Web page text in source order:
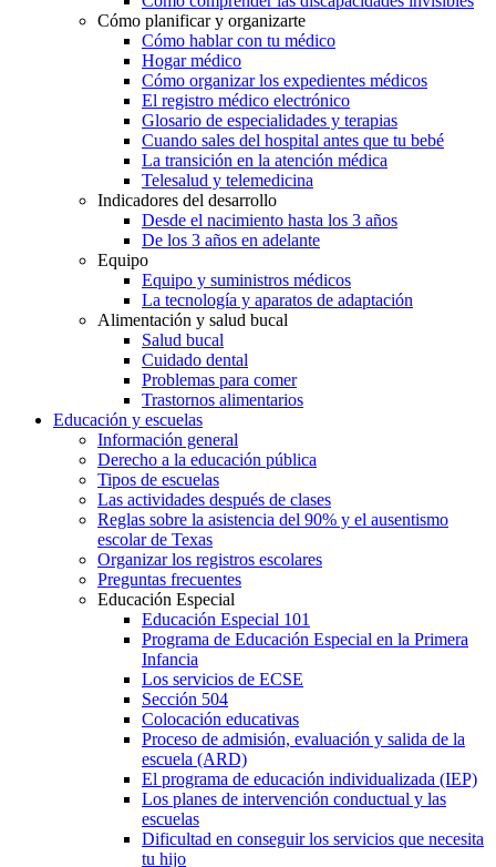
Cómo planificar y organizarte
Cómo hablar con tu médico
Hogar médico
Cómo organizar los expedientes médicos
El registro médico electrónico
Glosario de especialidades y terapias
Cuando sales del hospital antes que tu bebé
La transición en la atención médica
Telesalud y telemedicina
Indicadores del desarrollo
Desde el nacimiento hasta los 3 años
De los 3 años en adelante
Equipo
Equipo y suministros médicos
La tecnología y aparatos de adaptación
Alimentación y salud bucal
Salud bucal
Cuidado dental
Problemas para comer
Trastornos alimentarios
Educación y escuelas
Información general
Derecho a la educación pública
Tipos de escuelas
Las actividades después de clases
Reglas sobre la asistencia del 90% y el ausentismo
escolar de Texas
Organizar los registros escolares
Preguntas frecuentes
Educación Especial
Educación Especial 101
Programa de Educación Especial en la Primera
Infancia
Los servicios de ECSE
Sección 504
Colocación educativas
Proceso de admisión, evaluación y salida de la
escuela (ARD)
El programa de educación individualizada (IEP)
Los planes de intervención conductual y las
escuelas
Dificultad en conseguir los servicios que necesita
tu hijo